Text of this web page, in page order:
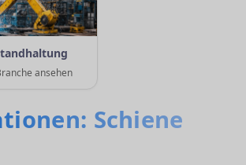
ansehen
Schiene